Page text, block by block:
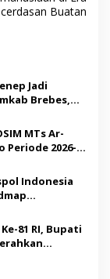
Buatan
Jadi
Brebes,
MTs Ar-
Periode 2026-
Indonesia
Hilirisasi
81 RI, Bupati